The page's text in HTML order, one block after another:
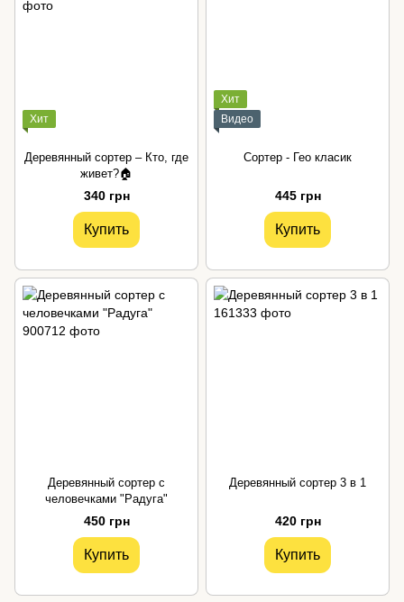
Хит
Деревянный сортер – Кто, где
живет?🏠
340 грн
Купить
Хит
Видео
Сортер - Гео класик
445 грн
Купить
Деревянный сортер с
человечками "Радуга"
450 грн
Купить
Деревянный сортер 3 в 1
420 грн
Купить